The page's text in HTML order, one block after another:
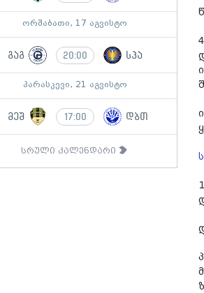
ორშაბათი, 17 აგვისტო
გაგ 20:00 სპა
პარასკევი, 21 აგვისტო
მეშ 17:00 დბთ
სრული კალენდარი